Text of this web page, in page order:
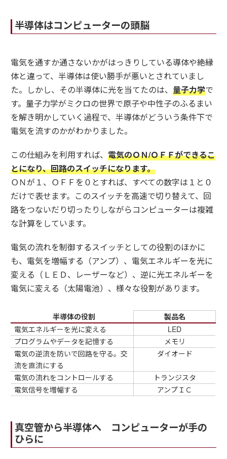
半導体はコンピューターの頭脳
電気を通すか通さないかがはっきりしている導体や絶縁
体と違って、半導体は使い勝手が悪いとされていまし
た。しかし、その半導体に光を当てたのは、量子力学で
す。量子力学がミクロの世界で原子や中性子のふるまい
を解き明かしていく過程で、半導体がどういう条件下で
電気を流すのかがわかりました。
この仕組みを利用すれば、電気のＯＮ/ＯＦＦができるこ
とになり、回路のスイッチになります。
ＯＮが１、ＯＦＦを０とすれば、すべての数字は１と０
だけで表せます。このスイッチを高速で切り替えて、回
路をつないだり切ったりしながらコンピューターは複雑
な計算をしています。
電気の流れを制御するスイッチとしての役割のほかに
も、電気を増幅する（アンプ）、電気エネルギーを光に
変える（ＬＥＤ、レーザーなど）、逆に光エネルギーを
電気に変える（太陽電池）、様々な役割があります。
半導体の役割
製品名
電気エネルギーを光に変える
LED
プログラムやデータを記憶する
メモリ
電気の逆流を防いで回路を守る。交
流を直流にする
ダイオード
電気の流れをコントロールする
トランジスタ
電気信号を増幅する
アンプＩＣ
真空管から半導体へ コンピューターが手の
ひらに